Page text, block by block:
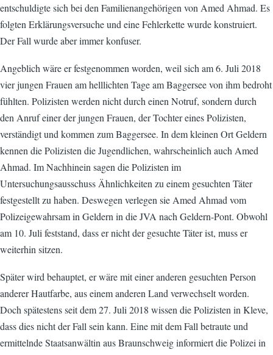
entschuldigte sich bei den Familienangehörigen von Amed Ahmad. Es
folgten Erklärungsversuche und eine Fehlerkette wurde konstruiert.
Der Fall wurde aber immer konfuser.
Angeblich wäre er festgenommen worden, weil sich am 6. Juli 2018
vier jungen Frauen am helllichten Tage am Baggersee von ihm bedroht
fühlten. Polizisten werden nicht durch einen Notruf, sondern durch
den Anruf einer der jungen Frauen, der Tochter eines Polizisten,
verständigt und kommen zum Baggersee. In dem kleinen Ort Geldern
kennen die Polizisten die Jugendlichen, wahrscheinlich auch Amed
Ahmad. Im Nachhinein sagen die Polizisten im
Untersuchungsausschuss Ähnlichkeiten zu einem gesuchten Täter
festgestellt zu haben. Deswegen verlegen sie Amed Ahmad vom
Polizeigewahrsam in Geldern in die JVA nach Geldern-Pont. Obwohl
am 10. Juli feststand, dass er nicht der gesuchte Täter ist, muss er
weiterhin sitzen.
Später wird behauptet, er wäre mit einer anderen gesuchten Person
anderer Hautfarbe, aus einem anderen Land verwechselt worden.
Doch spätestens seit dem 27. Juli 2018 wissen die Polizisten in Kleve,
dass dies nicht der Fall sein kann. Eine mit dem Fall betraute und
ermittelnde Staatsanwältin aus Braunschweig informiert die Polizei in